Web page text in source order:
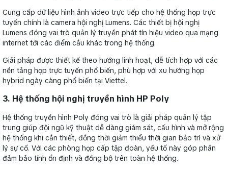
Cung cấp dữ liệu hình ảnh video trực tiếp cho hệ thống họp trực
tuyến chính là camera hội nghị Lumens. Các thiết bị hội nghị
Lumens đóng vai trò quản lý truyền phát tín hiệu video qua mạng
internet tới các điểm cầu khác trong hệ thống.
Giải pháp được thiết kế theo hướng linh hoạt, dễ tích hợp với các
nền tảng họp trực tuyến phổ biến, phù hợp với xu hướng họp
hybrid ngày càng phổ biến tại Viettel.
3. Hệ thống hội nghị truyền hình HP Poly
Hệ thống truyền hình Poly đóng vai trò là giải pháp quản lý tập
trung giúp đội ngũ kỹ thuật dễ dàng giám sát, cấu hình và mở rộng
hệ thống khi cần thiết, đồng thời giảm thiểu thời gian bảo trì và xử
lý sự cố. Với các phòng họp cấp tập đoàn, yếu tố này góp phần
đảm bảo tính ổn định và đồng bộ trên toàn hệ thống.